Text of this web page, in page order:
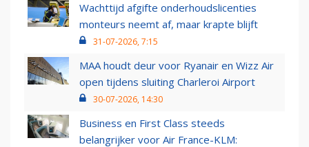
Wachttijd afgifte onderhoudslicenties
monteurs neemt af, maar krapte blijft
31-07-2026, 7:15
MAA houdt deur voor Ryanair en Wizz Air
open tijdens sluiting Charleroi Airport
30-07-2026, 14:30
Business en First Class steeds
belangrijker voor Air France-KLM: